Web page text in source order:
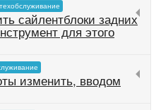
сайлентблоки задних
для этого
изменить, вводом